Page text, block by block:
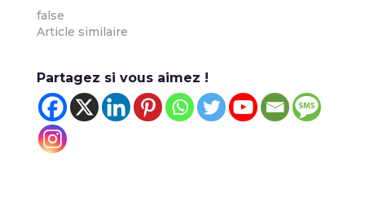
false
Article similaire
Partagez si vous aimez !